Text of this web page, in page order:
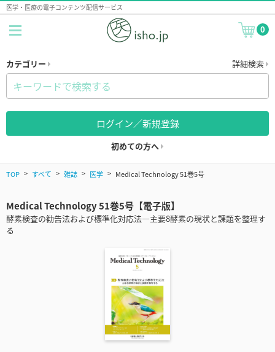
医学・医療の電子コンテンツ配信サービス
0
カテゴリー 詳細検索
ログイン／新規登録
初めての方へ
TOP すべて 雑誌 医学 Medical Technology 51巻5号
Medical Technology 51巻5号【電子版】
酵素検査の勧告法および標準化対応法―主要8酵素の現状と課題を整理す
る